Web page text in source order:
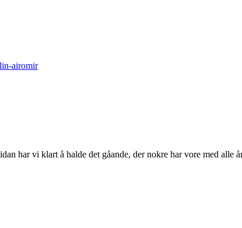
airomir
har vi klart å halde det gåande, der nokre har vore med